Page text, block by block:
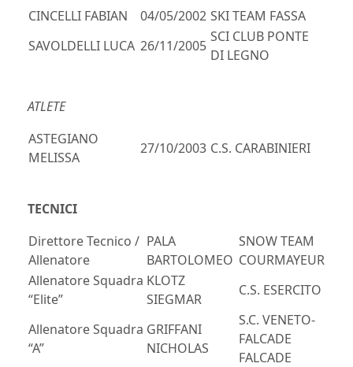
CINCELLI FABIAN
04/05/2002 SKI TEAM FASSA
SAVOLDELLI LUCA 26/11/2005
SCI CLUB PONTE
DI LEGNO
ATLETE
ASTEGIANO
MELISSA
27/10/2003 C.S. CARABINIERI
TECNICI
Direttore Tecnico /
Allenatore
PALA
BARTOLOMEO
SNOW TEAM
COURMAYEUR
Allenatore Squadra
“Elite”
KLOTZ
SIEGMAR
C.S. ESERCITO
Allenatore Squadra
“A”
GRIFFANI
NICHOLAS
S.C. VENETO-
FALCADE
FALCADE